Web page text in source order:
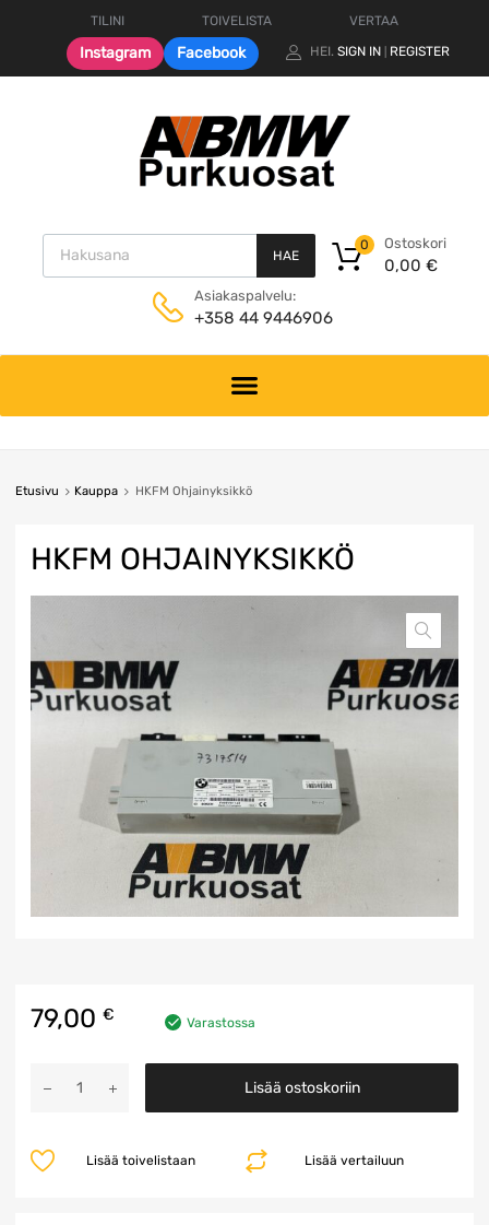
TILINI TOIVELISTA VERTAA
Instagram Facebook HEI. SIGN IN REGISTER
Products search
HAE
Ostoskori
0,00 €
0
Asiakaspalvelu:
+358 44 9446906
content
Etusivu Kauppa HKFM Ohjainyksikkö
HKFM OHJAINYKSIKKÖ
79,00 € Varastossa
Ohjainyksikkö
Lisää ostoskoriin
Lisää vertailuun
Lisää toivelistaan